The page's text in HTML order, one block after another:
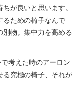
が良いと思います。
るための椅子なんで
物。集中力を高める
考えた時のアーロン
る究極の椅子、それが